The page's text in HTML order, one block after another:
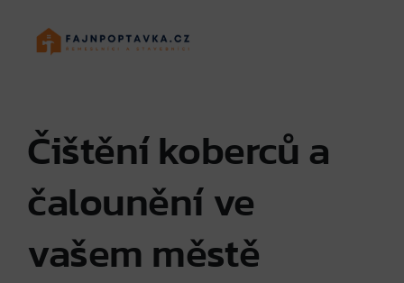
Čištění koberců a
čalounění ve
vašem městě